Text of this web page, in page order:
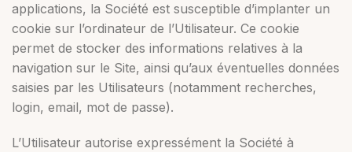
applications, la Société est susceptible d’implanter un
cookie sur l’ordinateur de l’Utilisateur. Ce cookie
permet de stocker des informations relatives à la
navigation sur le Site, ainsi qu’aux éventuelles données
saisies par les Utilisateurs (notamment recherches,
login, email, mot de passe).
L’Utilisateur autorise expressément la Société à